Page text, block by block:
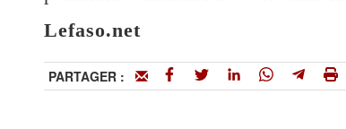
Lefaso.net
PARTAGER :